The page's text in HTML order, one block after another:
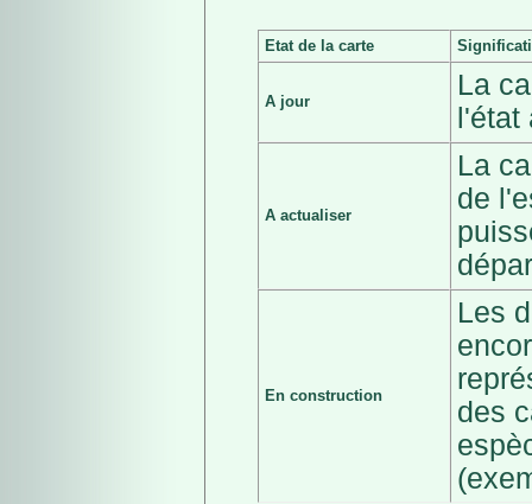
Etat de la carte
A jour
La
A actualiser
La
de
En construction
Les
des